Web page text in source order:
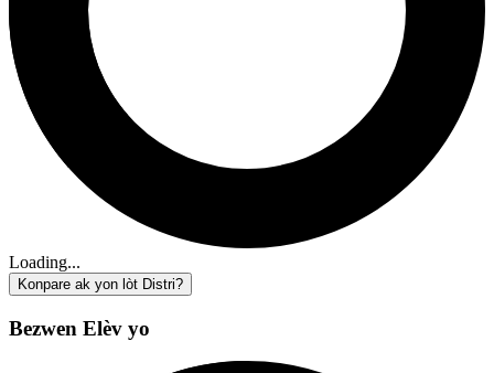
Loading...
Konpare ak yon lòt Distri?
Bezwen Elèv yo